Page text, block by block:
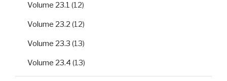
Volume 23.1 (12)
Volume 23.2 (12)
Volume 23.3 (13)
Volume 23.4 (13)